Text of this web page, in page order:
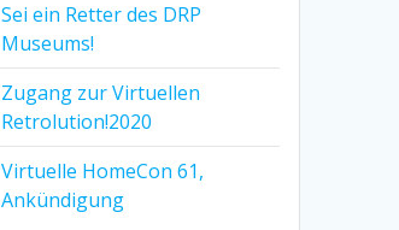
Sei ein Retter des DRP
Museums!
Zugang zur Virtuellen
Retrolution!2020
Virtuelle HomeCon 61,
Ankündigung